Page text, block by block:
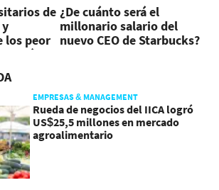
de
los peor
¿De cuánto será el
millonario salario del
nuevo CEO de Starbucks?
EMPRESAS & MANAGEMENT
Rueda de negocios del IICA logró
US$25,5 millones en mercado
agroalimentario